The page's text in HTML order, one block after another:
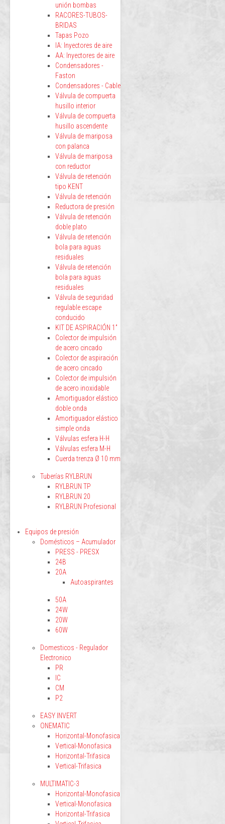
unión bombas
RACORES-TUBOS-
BRIDAS
Tapas Pozo
IA: Inyectores de aire
AA: Inyectores de aire
Condensadores -
Faston
Condensadores - Cable
Válvula de compuerta
husillo interior
Válvula de compuerta
husillo ascendente
Válvula de mariposa
con palanca
Válvula de mariposa
con reductor
Válvula de retención
tipo KENT
Válvula de retención
Reductora de presión
Válvula de retención
doble plato
Válvula de retención
bola para aguas
residuales
Válvula de retención
bola para aguas
residuales
Válvula de seguridad
regulable escape
conducido
KIT DE ASPIRACIÓN 1”
Colector de impulsión
de acero cincado
Colector de aspiración
de acero cincado
Colector de impulsión
de acero inoxidable
Amortiguador elástico
doble onda
Amortiguador elástico
simple onda
Válvulas esfera H-H
Válvulas esfera M-H
Cuerda trenza Ø 10 mm
Tuberías RYLBRUN
RYLBRUN TP
RYLBRUN 20
RYLBRUN Profesional
Equipos de presión
Domésticos – Acumulador
PRESS - PRESX
24B
20A
Autoaspirantes
50A
24W
20W
60W
Domesticos - Regulador
Electronico
PR
IC
CM
P2
EASY INVERT
ONEMATIC
Horizontal-Monofasica
Vertical-Monofasica
Horizontal-Trifasica
Vertical-Trifasica
MULTIMATIC-3
Horizontal-Monofasica
Vertical-Monofasica
Horizontal-Trifasica